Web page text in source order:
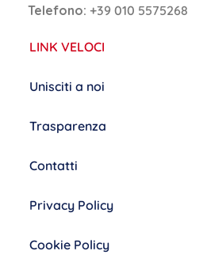
Telefono: +39 010 5575268
LINK VELOCI
Unisciti a noi
Trasparenza
Contatti
Privacy Policy
Cookie Policy